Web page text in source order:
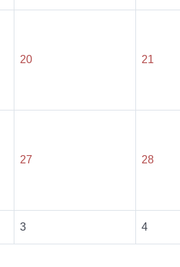
20 21
27 28
3 4